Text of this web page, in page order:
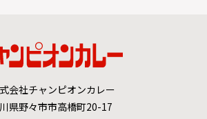
会社チャンピオンカレー
県野々市市高橋町20-17